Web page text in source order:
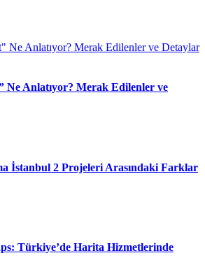
Ne Anlatıyor? Merak Edilenler ve
İstanbul 2 Projeleri Arasındaki Farklar
Türkiye’de Harita Hizmetlerinde